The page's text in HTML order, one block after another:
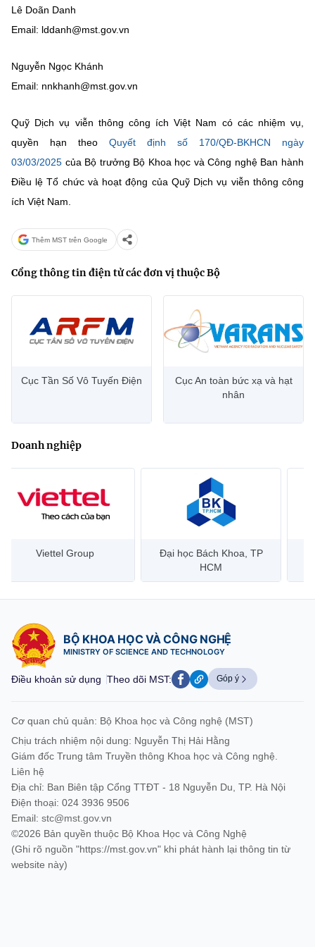
Chọn ngôn ngữ
Vietnamese
MINISTRY OF SCIENCE AND TECHNOLOGY
Điều khoản sử dụng Theo dõi MST: Góp ý
Cơ quan chủ quản: Bộ Khoa học và Công nghệ (MST)
Chịu trách nhiệm nội dung: Nguyễn Thị Hải Hằng
Liên hệ
Điện thoại: 024 3936 9506
(Ghi rõ nguồn "https://mst.gov.vn" khi phát hành lại thông tin từ
website này)
Lê Doãn Danh
Email: lddanh@mst.gov.vn
Nguyễn Ngọc Khánh
Email: nnkhanh@mst.gov.vn
Quỹ Dịch vụ viễn thông công ích Việt Nam có các nhiệm vụ,
quyền hạn theo Quyết định số 170/QĐ-BKHCN ngày
03/03/2025 của Bộ trưởng Bộ Khoa học và Công nghệ Ban hành
Điều lệ Tổ chức và hoạt động của Quỹ Dịch vụ viễn thông công
ích Việt Nam.
Thêm MST trên Google
Cổng thông tin điện tử các đơn vị thuộc Bộ
Cục Tần Số Vô Tuyến Điện
Cục An toàn bức xạ và hạt
nhân
Doanh nghiệp
Viettel Group
Đại học Bách Khoa, TP
HCM
BỘ KHOA HỌC VÀ CÔNG NGHỆ
MINISTRY OF SCIENCE AND TECHNOLOGY
Điều khoản sử dụng Theo dõi MST: Góp ý
Cơ quan chủ quản: Bộ Khoa học và Công nghệ (MST)
Chịu trách nhiệm nội dung: Nguyễn Thị Hải Hằng
Giám đốc Trung tâm Truyền thông Khoa học và Công nghệ.
Liên hệ
Địa chỉ: Ban Biên tập Cổng TTĐT - 18 Nguyễn Du, TP. Hà Nội
Điện thoại: 024 3936 9506
Email: stc@mst.gov.vn
©2026 Bản quyền thuộc Bộ Khoa Học và Công Nghệ
(Ghi rõ nguồn "https://mst.gov.vn" khi phát hành lại thông tin từ
website này)